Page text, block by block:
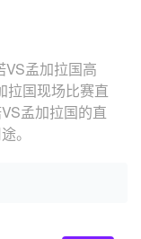
孟加拉国高
拉国现场比赛直
孟加拉国的直
。